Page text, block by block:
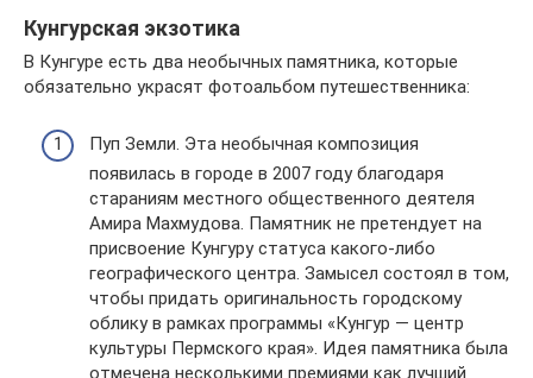
Кунгурская экзотика
В Кунгуре есть два необычных памятника, которые
обязательно украсят фотоальбом путешественника:
Пуп Земли. Эта необычная композиция
появилась в городе в 2007 году благодаря
стараниям местного общественного деятеля
Амира Махмудова. Памятник не претендует на
присвоение Кунгуру статуса какого-либо
географического центра. Замысел состоял в том,
чтобы придать оригинальность городскому
облику в рамках программы «Кунгур — центр
культуры Пермского края». Идея памятника была
отмечена несколькими премиями как лучший